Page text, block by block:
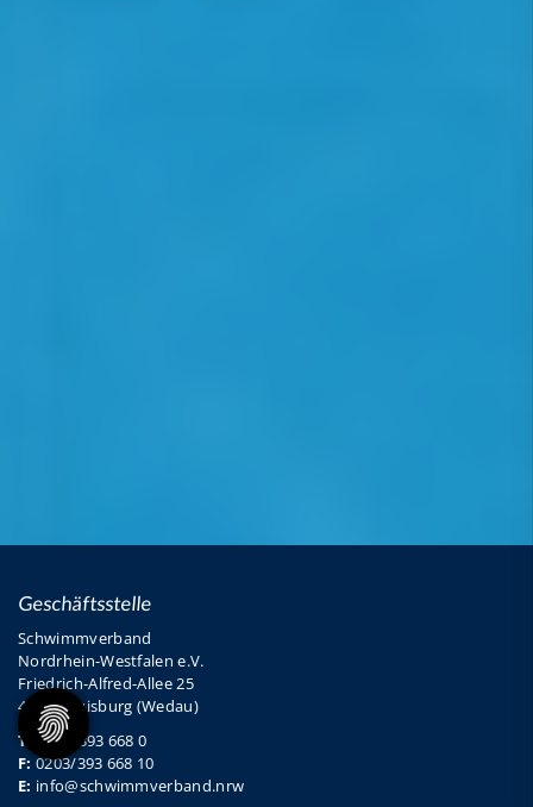
Geschäftsstelle
Schwimmverband
Nordrhein-Westfalen e.V.
Friedrich-Alfred-Allee 25
47055 Duisburg (Wedau)
T: 0203/393 668 0
F: 0203/393 668 10
E: info@schwimmverband.nrw